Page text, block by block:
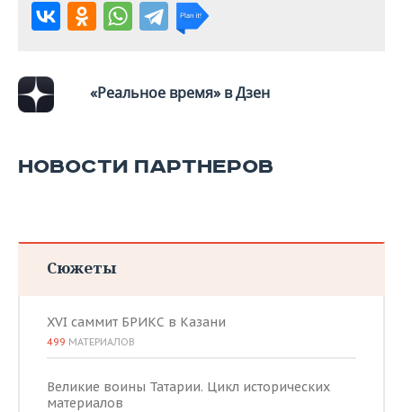
«Реальное время» в Дзен
НОВОСТИ ПАРТНЕРОВ
Сюжеты
XVI саммит БРИКС в Казани
499 МАТЕРИАЛОВ
Великие воины Татарии. Цикл исторических
материалов